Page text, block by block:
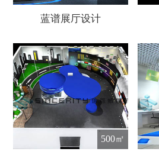
蓝谱展厅设计
500㎡